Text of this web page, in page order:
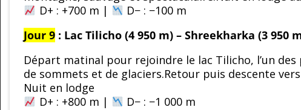
D+ : +700 m |
D− : −100 m
Jour 9 : Lac Tilicho (4 950 m) – Shreekharka (3 950
Départ matinal pour rejoindre le lac Tilicho, l’un
de sommets et de glaciers.Retour puis descente
Nuit en lodge
D+ : +800 m |
D− : −1 000 m